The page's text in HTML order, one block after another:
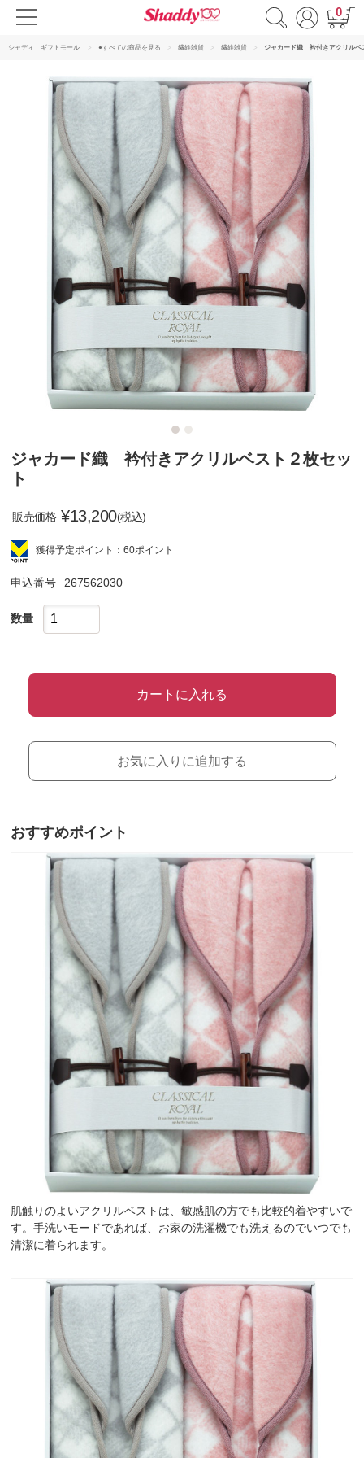
0
シャディ ギフトモール ●すべての商品を見る 繊維雑貨 繊維雑貨 ジャカード織 衿付きアクリルベ
ジャカード織 衿付きアクリルベスト２枚セッ
ト
販売価格 ¥13,200(税込)
獲得予定ポイント：60ポイント
申込番号 267562030
数量
カートに入れる
お気に入りに追加する
おすすめポイント
肌触りのよいアクリルベストは、敏感肌の方でも比較的着やすいで
す。手洗いモードであれば、お家の洗濯機でも洗えるのでいつでも
清潔に着られます。